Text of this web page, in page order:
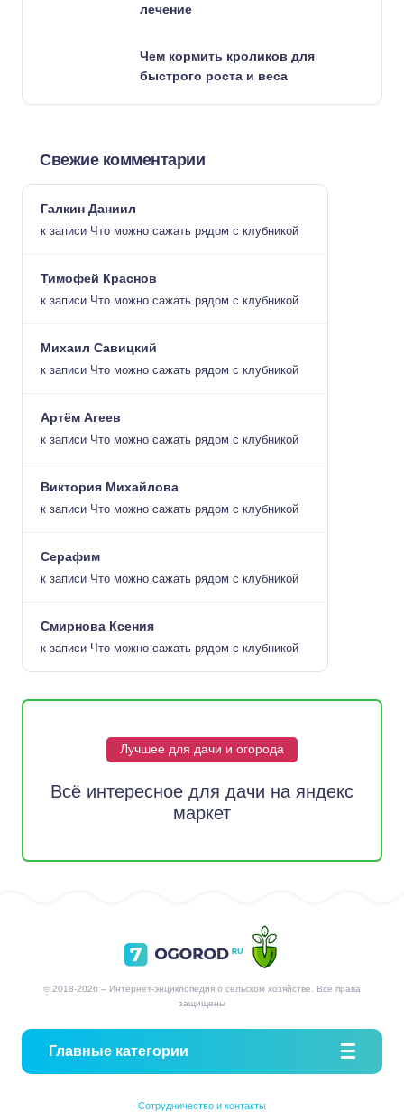
лечение
Чем кормить кроликов для
быстрого роста и веса
Свежие комментарии
Галкин Даниил
к записи Что можно сажать рядом с клубникой
Тимофей Краснов
к записи Что можно сажать рядом с клубникой
Михаил Савицкий
к записи Что можно сажать рядом с клубникой
Артём Агеев
к записи Что можно сажать рядом с клубникой
Виктория Михайлова
к записи Что можно сажать рядом с клубникой
Серафим
к записи Что можно сажать рядом с клубникой
Смирнова Ксения
к записи Что можно сажать рядом с клубникой
Лучшее для дачи и огорода
Всё интересное для дачи на яндекс
маркет
© 2018-2026 – Интернет-энциклопедия о сельском хозяйстве. Все права
защищены
Главные категории
Сотрудничество и контакты